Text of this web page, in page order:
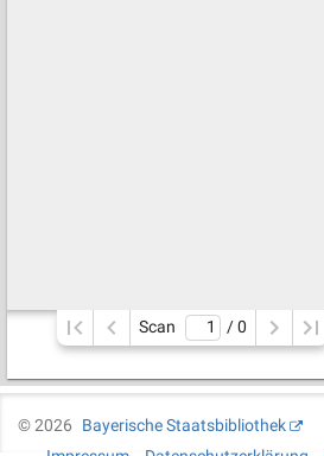
Scan / 0
©2026
Bayerische Staatsbibliothek